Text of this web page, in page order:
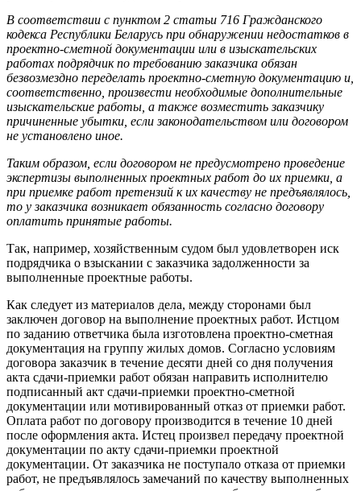
В соответствии с пунктом 2 статьи 716 Гражданского
кодекса Республики Беларусь при обнаружении недостатков в
проектно-сметной документации или в изыскательских
работах подрядчик по требованию заказчика обязан
безвозмездно переделать проектно-сметную документацию и,
соответственно, произвести необходимые дополнительные
изыскательские работы, а также возместить заказчику
причиненные убытки, если законодательством или договором
не установлено иное.
Таким образом, если договором не предусмотрено проведение
экспертизы выполненных проектных работ до их приемки, а
при приемке работ претензий к их качеству не предъявлялось,
то у заказчика возникает обязанность согласно договору
оплатить принятые работы.
Так, например, хозяйственным судом был удовлетворен иск
подрядчика о взыскании с заказчика задолженности за
выполненные проектные работы.
Как следует из материалов дела, между сторонами был
заключен договор на выполнение проектных работ. Истцом
по заданию ответчика была изготовлена проектно-сметная
документация на группу жилых домов. Согласно условиям
договора заказчик в течение десяти дней со дня получения
акта сдачи-приемки работ обязан направить исполнителю
подписанный акт сдачи-приемки проектно-сметной
документации или мотивированный отказ от приемки работ.
Оплата работ по договору производится в течение 10 дней
после оформления акта. Истец произвел передачу проектной
документации по акту сдачи-приемки проектной
документации. От заказчика не поступало отказа от приемки
работ, не предъявлялось замечаний по качеству выполненных